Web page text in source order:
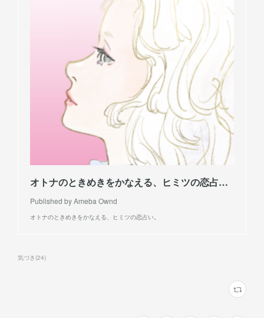
オトナのときめきをかなえる、ヒミツの恋占い。
Published by Ameba Ownd
オトナのときめきをかなえる、ヒミツの恋占い。
気づき (24)